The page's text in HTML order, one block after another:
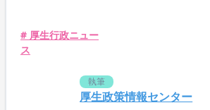
# 厚生行政ニュー
ス
執筆
厚生政策情報センター